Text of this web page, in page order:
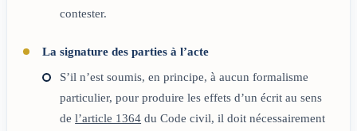
contester.
La signature des parties à l’acte
S’il n’est soumis, en principe, à aucun formalisme
particulier, pour produire les effets d’un écrit au sens
del’article 1364 du Code civil, il doit nécessairement